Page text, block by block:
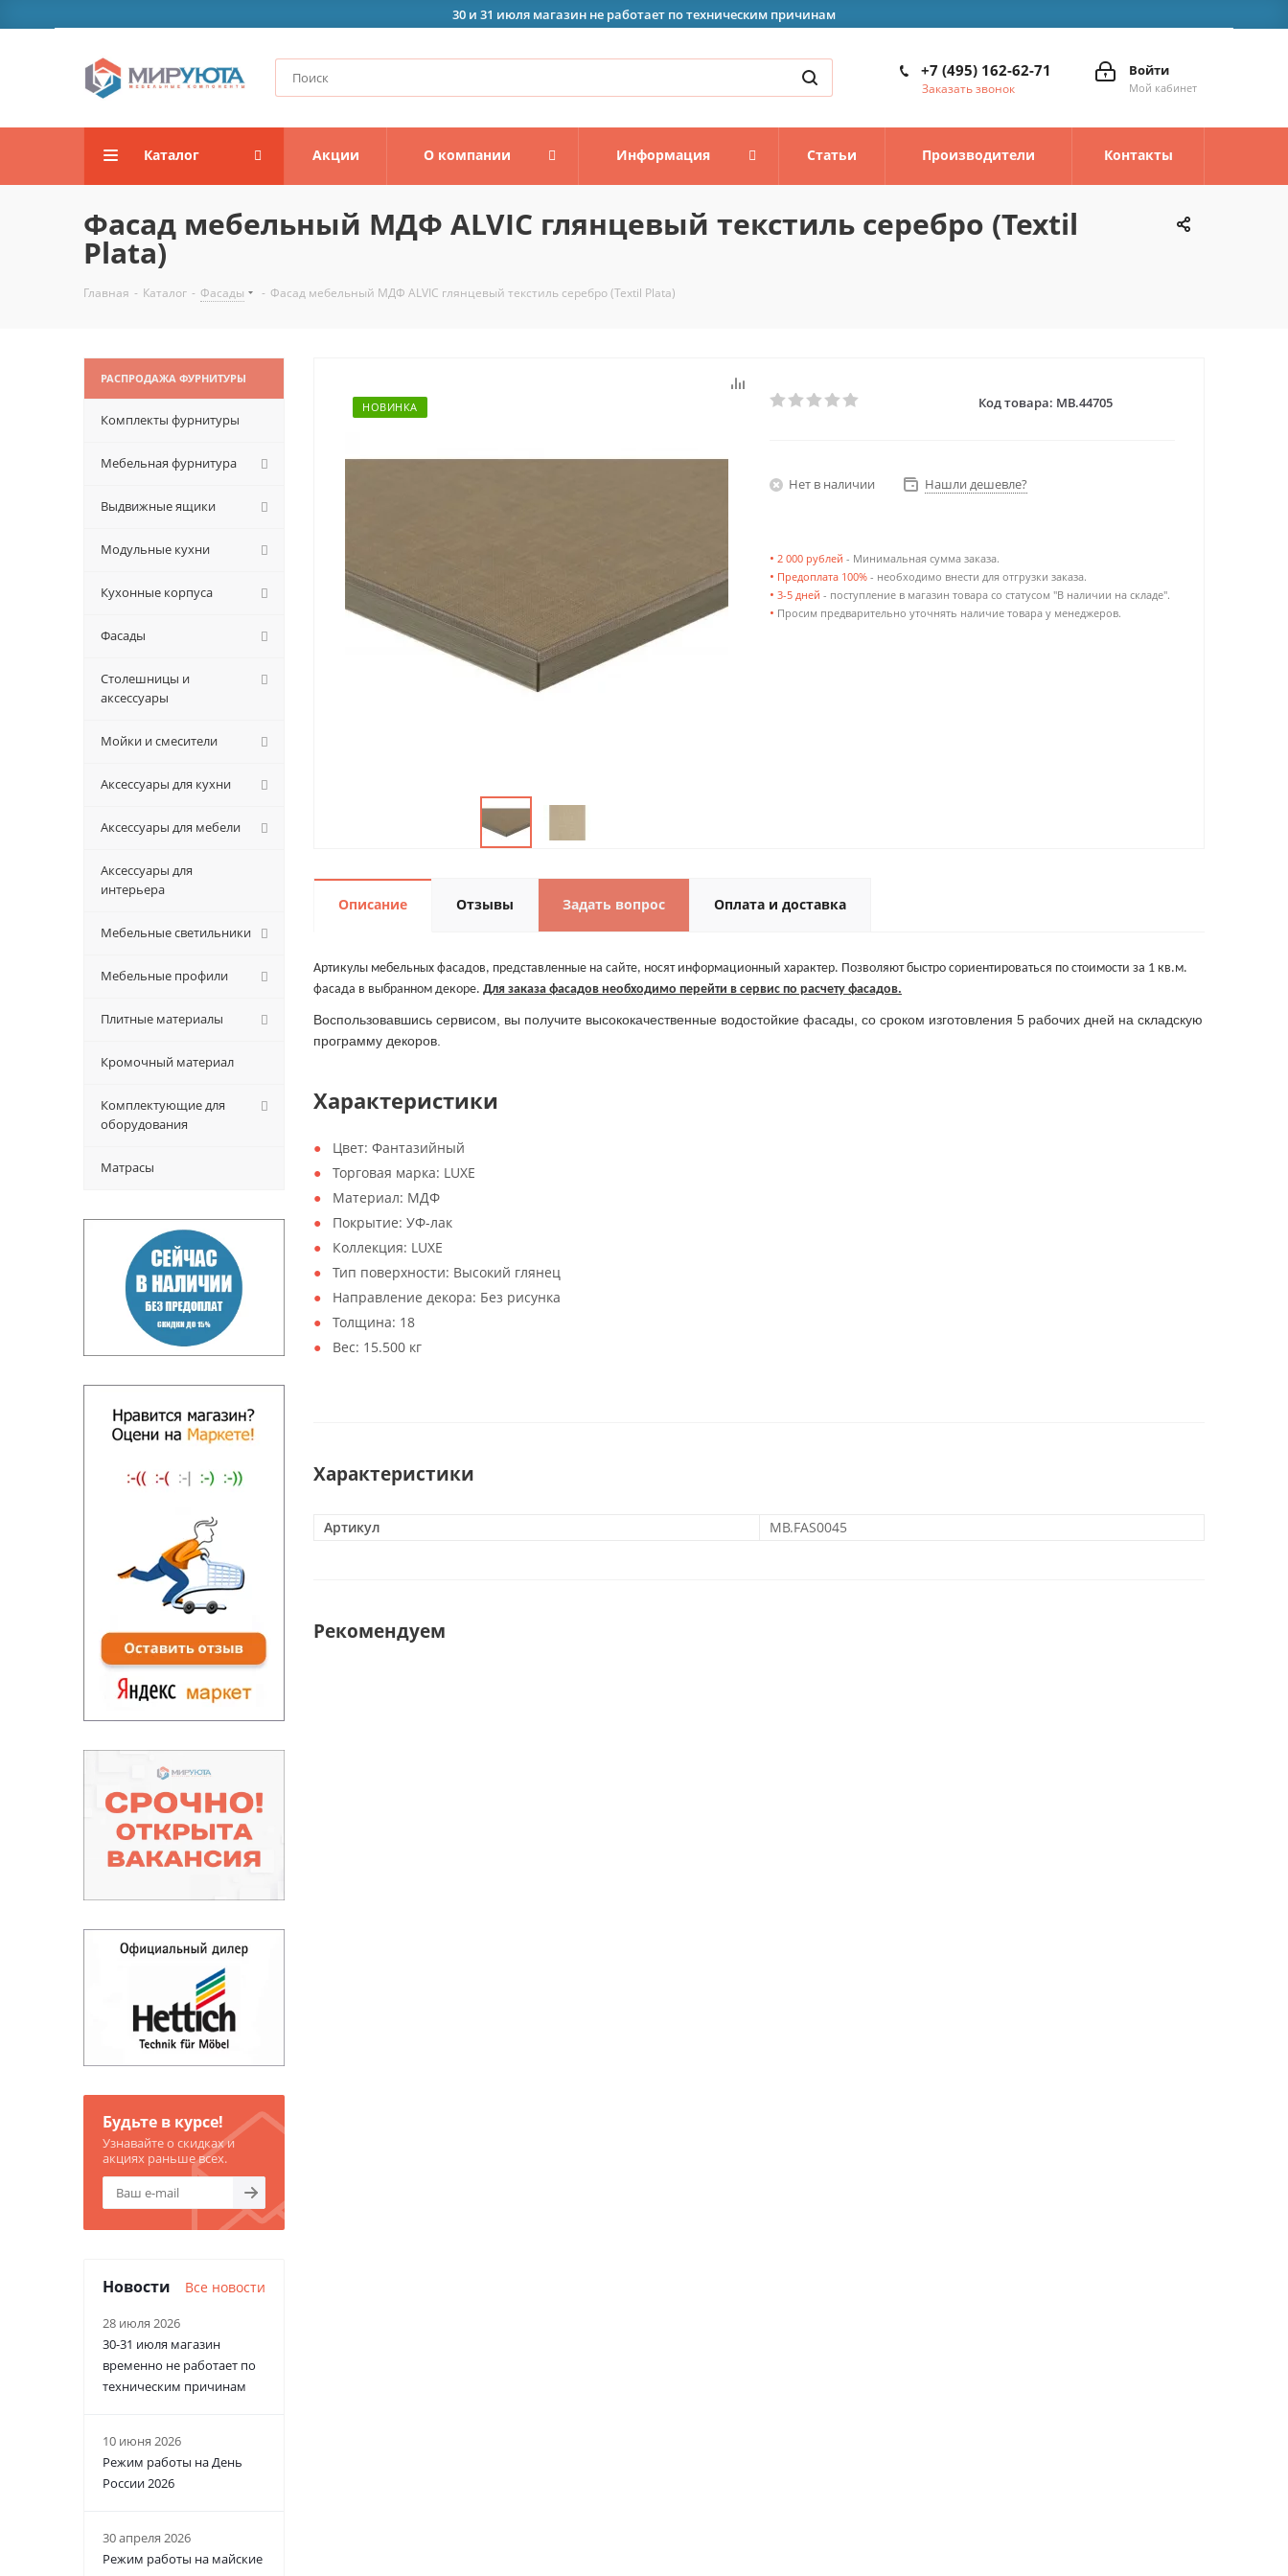
30 и 31 июля магазин не работает по техническим причинам
Войти
Мой кабинет
+7 (495) 162-62-71
Заказать звонок
Каталог Акции О компании Информация Статьи Производители Контакты
Фасад мебельный МДФ ALVIC глянцевый текстиль серебро (Textil
Plata)
Главная - Каталог - Фасады - Фасад мебельный МДФ ALVIC глянцевый текстиль серебро (Textil Plata)
НОВИНКА Код товара: MB.44705
Нет в наличии Нашли дешевле?
• 2 000 рублей - Минимальная сумма заказа.
• Предоплата 100% - необходимо внести для отгрузки заказа.
• 3-5 дней - поступление в магазин товара со статусом "В наличии на складе".
• Просим предварительно уточнять наличие товара у менеджеров.
Описание Отзывы Задать вопрос Оплата и доставка
Артикулы мебельных фасадов, представленные на сайте, носят информационный характер. Позволяют быстро сориентироваться по стоимости за 1 кв.м.
фасада в выбранном декоре. Для заказа фасадов необходимо перейти в сервис по расчету фасадов.
Воспользовавшись сервисом, вы получите высококачественные водостойкие фасады, со сроком изготовления 5 рабочих дней на складскую
программу декоров.
Характеристики
Цвет: Фантазийный
Торговая марка: LUXE
Материал: МДФ
Покрытие: УФ-лак
Коллекция: LUXE
Тип поверхности: Высокий глянец
Направление декора: Без рисунка
Толщина: 18
Вес: 15.500 кг
Характеристики
Артикул MB.FAS0045
Рекомендуем
РАСПРОДАЖА ФУРНИТУРЫ
Комплекты фурнитуры
Мебельная фурнитура
Выдвижные ящики
Модульные кухни
Кухонные корпуса
Фасады
Столешницы и
аксессуары
Мойки и смесители
Аксессуары для кухни
Аксессуары для мебели
Аксессуары для
интерьера
Мебельные светильники
Мебельные профили
Плитные материалы
Кромочный материал
Комплектующие для
оборудования
Матрасы
Будьте в курсе!
Узнавайте о скидках и
акциях раньше всех.
Новости Все новости
28 июля 2026
30-31 июля магазин
временно не работает по
техническим причинам
10 июня 2026
Режим работы на День
России 2026
30 апреля 2026
Режим работы на майские